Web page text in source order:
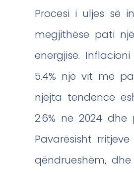
Procesi i uljes së
megjithëse pati
energjisë.
5.4% një vit më
njëjta tendencë
2.6% në 2024 dhe
Pavarësisht
qëndrueshëm,